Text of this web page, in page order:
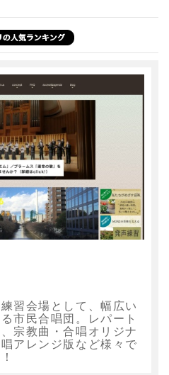
習会場として、幅広い
市民合唱団。レパート
宗教曲・合唱オリジナ
アレンジ版など様々で